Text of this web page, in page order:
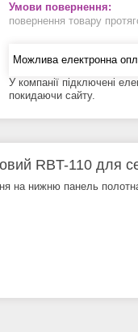
повернення товару
У компанії підключені
покидаючи сайту.
RBT-110 для
на нижню панель